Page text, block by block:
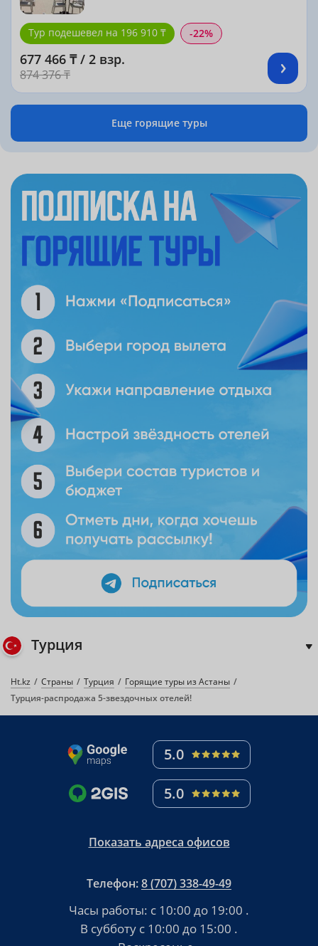
Тур подешевел на 196 910 ₸ -22%
677 466 ₸ / 2 взр.
874 376 ₸
Еще горящие туры
Турция
Ht.kz Страны Турция
Горящие туры из Астаны
Турция-распродажа 5-звездочных отелей!
5.0
5.0
Показать адреса офисов
Телефон:8 (707) 338-49-49
Часы работы: с 10:00 до 19:00 .
В субботу с 10:00 до 15:00 .